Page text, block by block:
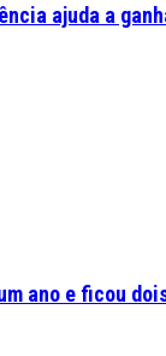
ajuda a
ano e ficou